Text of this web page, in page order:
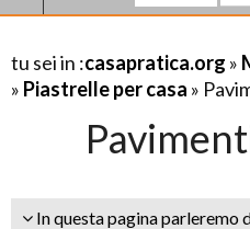
tu sei in :casapratica.org »
» Piastrelle per casa »
In questa pagina parleremo